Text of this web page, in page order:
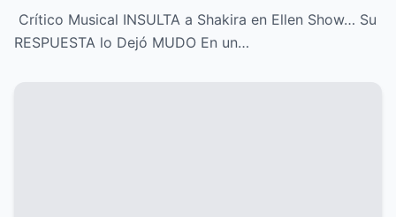
Show, pero la respuesta de la cantante fue
tan contundente y brillante que dejó al
Crítico Musical INSULTA a Shakira en Ellen Show… Su
RESPUESTA lo Dejó MUDO En un…